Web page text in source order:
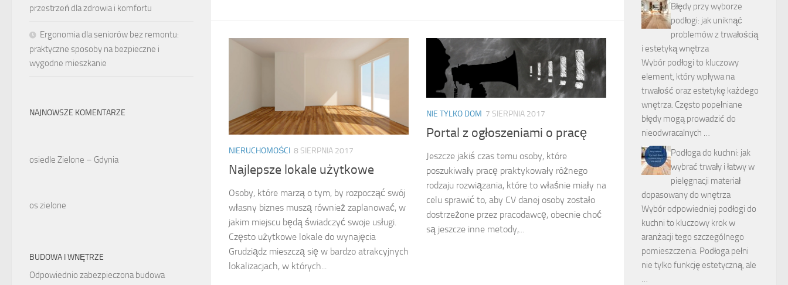
NIERUCHOMOŚCI 8 SIERPNIA 2017
Najlepsze lokale użytkowe
Osoby, które marzą o tym, by rozpocząć swój
własny biznes muszą również zaplanować, w
jakim miejscu będą świadczyć swoje usługi.
Często użytkowe lokale do wynajęcia
Grudziądz mieszczą się w bardzo atrakcyjnych
lokalizacjach, w których...
NIE TYLKO DOM 7 SIERPNIA 2017
Portal z ogłoszeniami o pracę
Jeszcze jakiś czas temu osoby, które
poszukiwały pracę praktykowały różnego
rodzaju rozwiązania, które to właśnie miały na
celu sprawić to, aby CV danej osoby zostało
dostrzeżone przez pracodawcę, obecnie choć
są jeszcze inne metody,...
przestrzeń dla zdrowia i komfortu
Ergonomia dla seniorów bez remontu:
praktyczne sposoby na bezpieczne i
wygodne mieszkanie
NAJNOWSZE KOMENTARZE
osiedle Zielone – Gdynia
os zielone
BUDOWA I WNĘTRZE
Odpowiednio zabezpieczona budowa
Błędy przy wyborze
podłogi: jak uniknąć
problemów z trwałością
i estetyką wnętrza
Wybór podłogi to kluczowy
element, który wpływa na
trwałość oraz estetykę każdego
wnętrza. Często popełniane
błędy mogą prowadzić do
nieodwracalnych …
Podłoga do kuchni: jak
wybrać trwały i łatwy w
pielęgnacji materiał
dopasowany do wnętrza
Wybór odpowiedniej podłogi do
kuchni to kluczowy krok w
aranżacji tego szczególnego
pomieszczenia. Podłoga pełni
nie tylko funkcję estetyczną, ale
…